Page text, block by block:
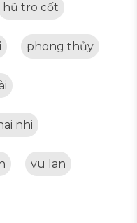
hũ tro cốt
phong thủy
nhi
vu lan